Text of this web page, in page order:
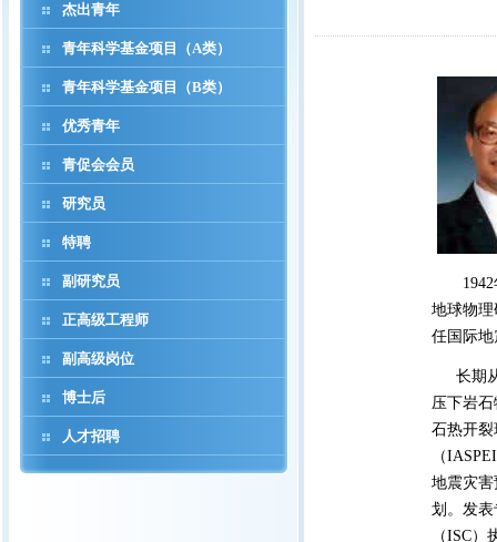
杰出青年
青年科学基金项目（A类）
青年科学基金项目（B类）
优秀青年
青促会会员
研究员
特聘
副研究员
正高级工程师
副高级岗位
博士后
人才招聘
1942年
地球物理
任国际地
长期从
压下岩
石热开
（
地震灾
划。发表
（ISC